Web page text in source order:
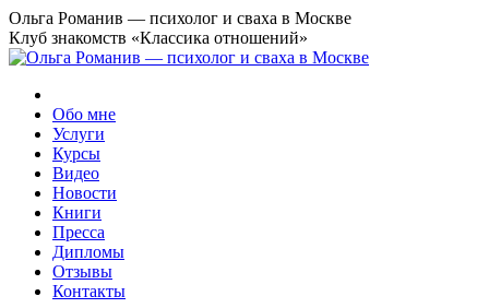
Перейти
к
содержанию
Ольга Романив — психолог и сваха в Москве
Клуб знакомств «Классика отношений»
Обо мне
Услуги
Курсы
Видео
Новости
Книги
Пресса
Дипломы
Отзывы
Контакты